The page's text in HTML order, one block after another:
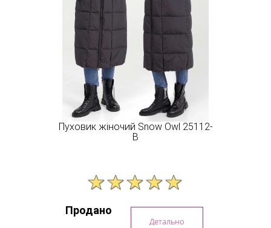
Пуховик жіночий Snow Owl 25112-
B
Продано
Детально